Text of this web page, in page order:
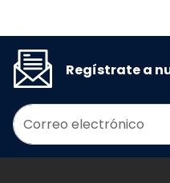
Regístrate a